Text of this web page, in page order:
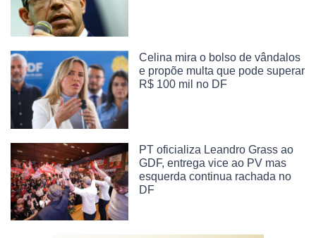
Celina mira o bolso de vândalos
e propõe multa que pode superar
R$ 100 mil no DF
PT oficializa Leandro Grass ao
GDF, entrega vice ao PV mas
esquerda continua rachada no
DF